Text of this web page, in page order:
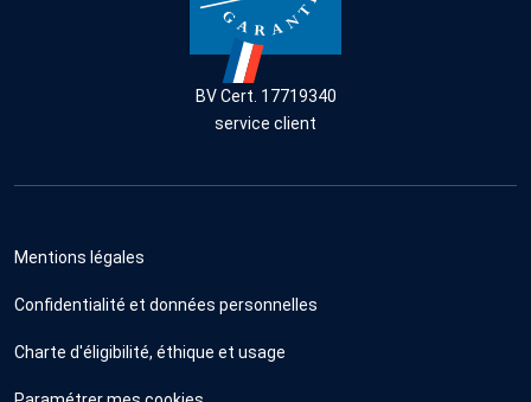
BV Cert. 17719340
service client
Mentions légales
Confidentialité et données personnelles
Charte d'éligibilité, éthique et usage